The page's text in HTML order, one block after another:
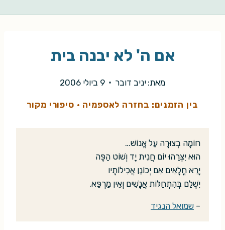
אם ה' לא יבנה בית
מאת: יניב דובר 9 ביולי 2006
בין הזמנים: בחזרה לאספמיה · סיפורי מקור
חוֹמָה בְצוּרָה עַל אֱנוֹשׁ…
הוּא יִצְּרֵהוּ יוֹם חֲנִית יָד וְשׁוֹט הַפֶּה
יָרֵא חֳלָאִים אִם יְכוֹנֵן אֲכִילוֹתָיו
יִשְׁלַם בְּהִתְחַלּוֹת אֲנָשִׁים וְאֵין מַרְפֵּא.
– שמואל הנגיד